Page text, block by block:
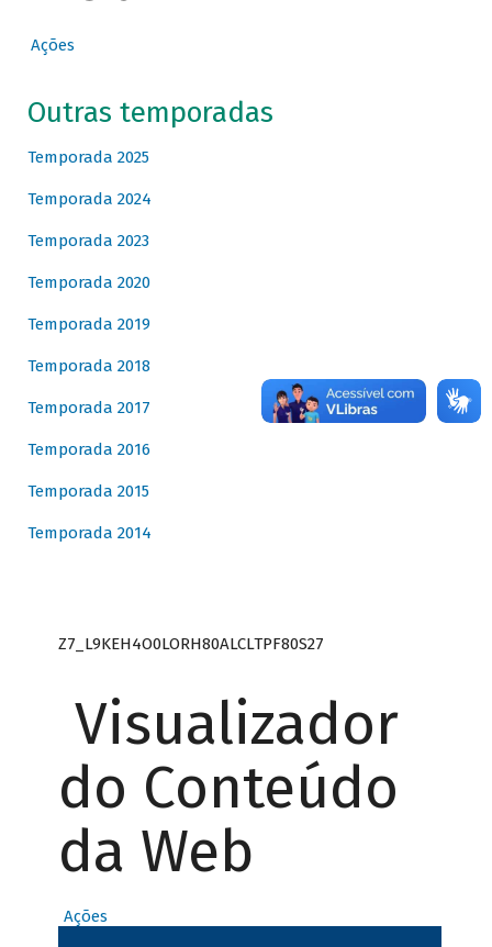
Ações
Outras temporadas
Temporada 2025
Temporada 2024
Temporada 2023
Temporada 2020
Temporada 2019
Temporada 2018
Temporada 2017
Temporada 2016
Temporada 2015
Temporada 2014
Z7_L9KEH4O0LORH80ALCLTPF80S27
Visualizador
do Conteúdo
da Web
Ações